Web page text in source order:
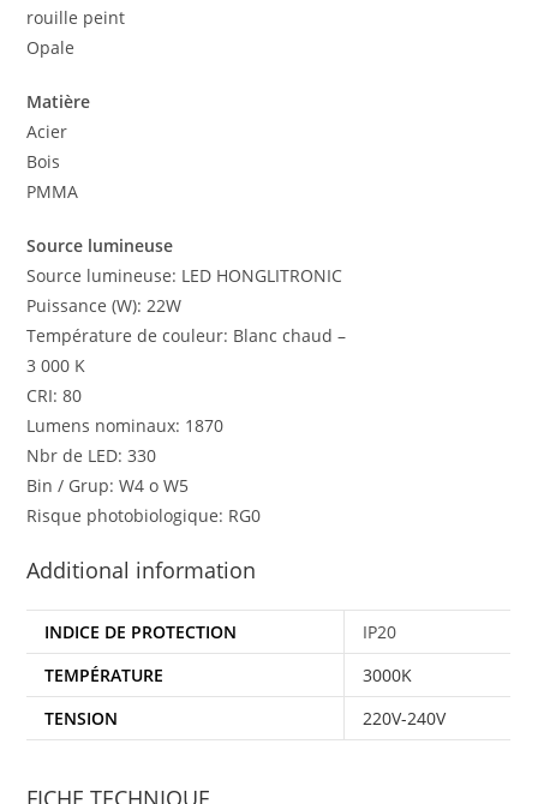
rouille peint
Opale
Matière
Acier
Bois
PMMA
Source lumineuse
Source lumineuse: LED HONGLITRONIC
Puissance (W): 22W
Température de couleur: Blanc chaud –
3 000 K
CRI: 80
Lumens nominaux: 1870
Nbr de LED: 330
Bin / Grup: W4 o W5
Risque photobiologique: RG0
Additional information
INDICE DE PROTECTION
IP20
TEMPÉRATURE
3000K
TENSION
220V-240V